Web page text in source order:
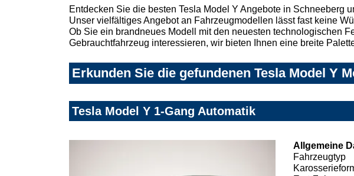
Entdecken Sie die besten Tesla Model Y Angebote in Schneeberg
Unser vielfältiges Angebot an Fahrzeugmodellen lässt fast keine
Ob Sie ein brandneues Modell mit den neuesten technologischen
Gebrauchtfahrzeug interessieren, wir bieten Ihnen eine breite
Erkunden Sie die gefundenen Tesla Model Y
Tesla Model Y 1-Gang Automatik
Allgemeine
Fahrzeugtyp